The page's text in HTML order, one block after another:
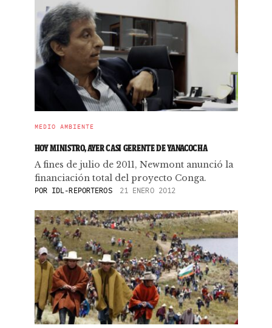
MEDIO AMBIENTE
HOY MINISTRO, AYER CASI GERENTE DE YANACOCHA
A fines de julio de 2011, Newmont anunció la
financiación total del proyecto Conga.
POR IDL-REPORTEROS 21 ENERO 2012